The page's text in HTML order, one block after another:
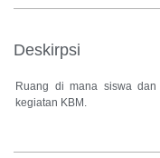
Deskirpsi
Ruang di mana siswa
kegiatan KBM.